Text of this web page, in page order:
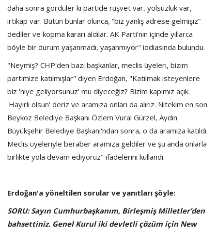
daha sonra gördüler ki partide rüşvet var, yolsuzluk var,
irtikap var. Bütün bunlar olunca, “biz yanlış adrese gelmişiz”
dediler ve kopma kararı aldılar. AK Parti'nin içinde yıllarca
böyle bir durum yaşanmadı, yaşanmıyor" iddiasında bulundu.
"Neymiş? CHP'den bazı başkanlar, meclis üyeleri, bizim
partimize katılmışlar" diyen Erdoğan, "Katılmak isteyenlere
biz 'niye geliyorsunuz' mu diyeceğiz? Bizim kapımız açık.
'Hayırlı olsun' deriz ve aramıza onları da alırız. Nitekim en son
Beykoz Belediye Başkanı Özlem Vural Gürzel, Aydın
Büyükşehir Belediye Başkanı'ndan sonra, o da aramıza katıldı.
Meclis üyeleriyle beraber aramıza geldiler ve şu anda onlarla
birlikte yola devam ediyoruz" ifadelerini kullandı.
Erdoğan'a yöneltilen sorular ve yanıtları şöyle:
SORU: Sayın Cumhurbaşkanım, Birleşmiş Milletler’den
bahsettiniz. Genel Kurul iki devletli çözüm için New